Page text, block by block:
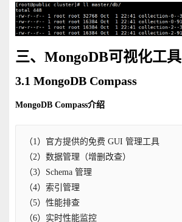
三、MongoDB可视化工具
3.1 MongoDB Compass
MongoDB Compass介绍
（1）官方提供的免费 GUI 管理工具
（2）数据管理（增删改查）
（3）Schema 管理
（4）索引管理
（5）性能排查
（6）实时性能监控